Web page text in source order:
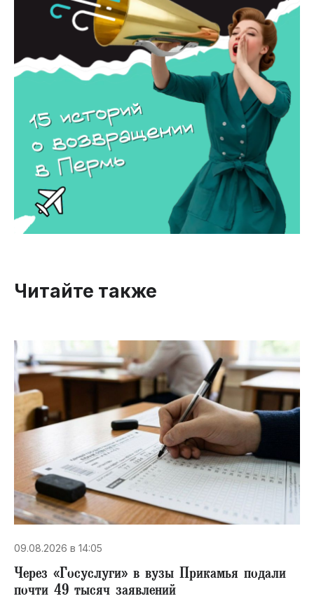
Читайте также
09.08.2026 в 14:05
Через «Госуслуги» в вузы Прикамья подали